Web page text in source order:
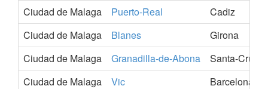
Ciudad de Malaga
Puerto-Real
Cadiz
Ciudad de Malaga
Blanes
Girona
Ciudad de Malaga
Granadilla-de-Abona
Santa-Cruz-
Ciudad de Malaga
Vic
Barcelona